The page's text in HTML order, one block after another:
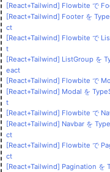
[React+Tailwind] Flowbite で
[React+Tailwind] Footer を
ct
[React+Tailwind] Flowbite で
t
[React+Tailwind] ListGroup を
eact
[React+Tailwind] Flowbite で
[React+Tailwind] Modal を
t
[React+Tailwind] Flowbite で
[React+Tailwind] Navbar を
ct
[React+Tailwind] Flowbite で
ct
[React+Tailwind] Pagination を